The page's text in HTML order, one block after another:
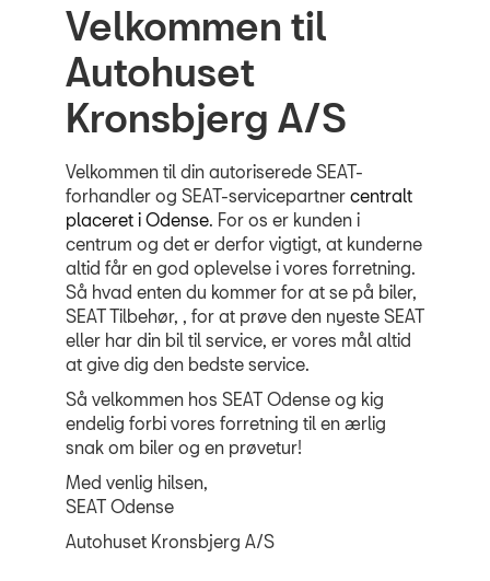
Velkommen til
Autohuset
Kronsbjerg A/S
Velkommen til din autoriserede SEAT-
forhandler og SEAT-servicepartner centralt
placeret i Odense . For os er kunden i
centrum og det er derfor vigtigt, at kunderne
altid får en god oplevelse i vores forretning.
Så hvad enten du kommer for at se på biler,
SEAT Tilbehør, , for at prøve den nyeste SEAT
eller har din bil til service, er vores mål altid
at give dig den bedste service.
Så velkommen hos SEAT Odense og kig
endelig forbi vores forretning til en ærlig
snak om biler og en prøvetur!
Med venlig hilsen,
SEAT Odense
Autohuset Kronsbjerg A/S